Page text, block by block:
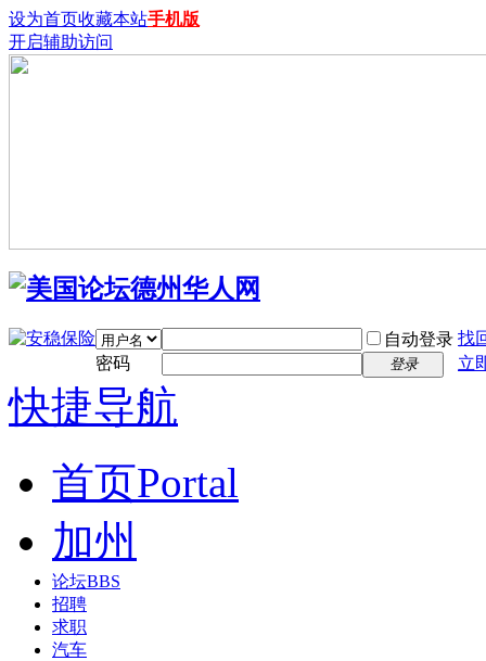
设为首页收藏本站手机版
开启辅助访问
自动登录 找
密码
登录 立
快捷导航
首页Portal
加州
论坛BBS
招聘
求职
汽车